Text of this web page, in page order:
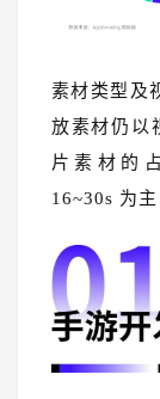
素材类型及
放素材仍以
片素材的
16~30s 为